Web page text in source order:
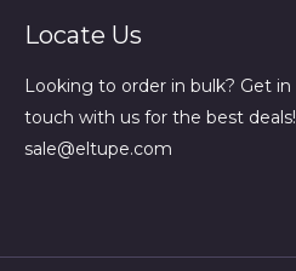
Locate Us
Looking to order in bulk? Get in
touch with us for the best deals!
sale@eltupe.com